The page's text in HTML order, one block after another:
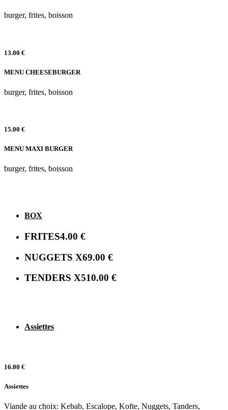
burger, frites, boisson
13.00 €
MENU CHEESEBURGER
burger, frites, boisson
15.00 €
MENU MAXI BURGER
burger, frites, boisson
BOX
FRITES4.00 €
NUGGETS X69.00 €
TENDERS X510.00 €
Assiettes
16.00 €
Assiettes
Viande au choix: Kebab, Escalope, Kofte, Nuggets, Tanders,